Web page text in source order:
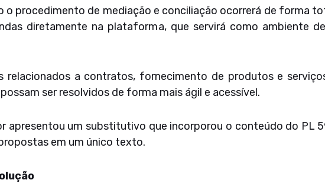
o procedimento de mediação e conciliação ocorrerá de forma
diretamente na plataforma, que servirá como ambiente
a contratos, fornecimento de produtos e
ser resolvidos de forma mais ágil e acessível.
apresentou um substitutivo que incorporou o conteúdo do PL
em um único texto.